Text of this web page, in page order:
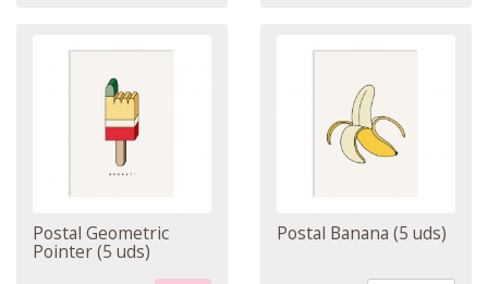
Postal Geometric
Pointer (5 uds)
Postal Banana (5 uds)